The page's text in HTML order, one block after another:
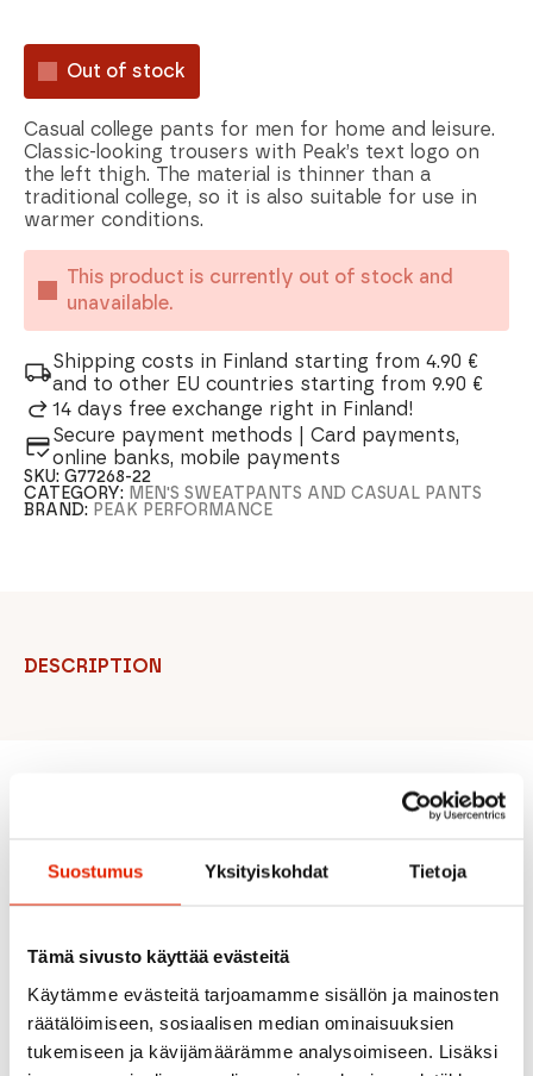
Suostumus Yksityiskohdat Tietoja
Tämä sivusto käyttää evästeitä
Käytämme evästeitä tarjoamamme sisällön ja mainosten
räätälöimiseen, sosiaalisen median ominaisuuksien
tukemiseen ja kävijämäärämme analysoimiseen. Lisäksi
Out of stock
Casual college pants for men for home and leisure.
Classic-looking trousers with Peak’s text logo on
the left thigh. The material is thinner than a
traditional college, so it is also suitable for use in
warmer conditions.
This product is currently out of stock and
unavailable.
Shipping costs in Finland starting from 4.90 €
and to other EU countries starting from 9.90 €
14 days free exchange right in Finland!
Secure payment methods | Card payments,
online banks, mobile payments
SKU:G77268-22
CATEGORY: MEN'S SWEATPANTS AND CASUAL PANTS
BRAND: PEAK PERFORMANCE
DESCRIPTION
Recommended for you